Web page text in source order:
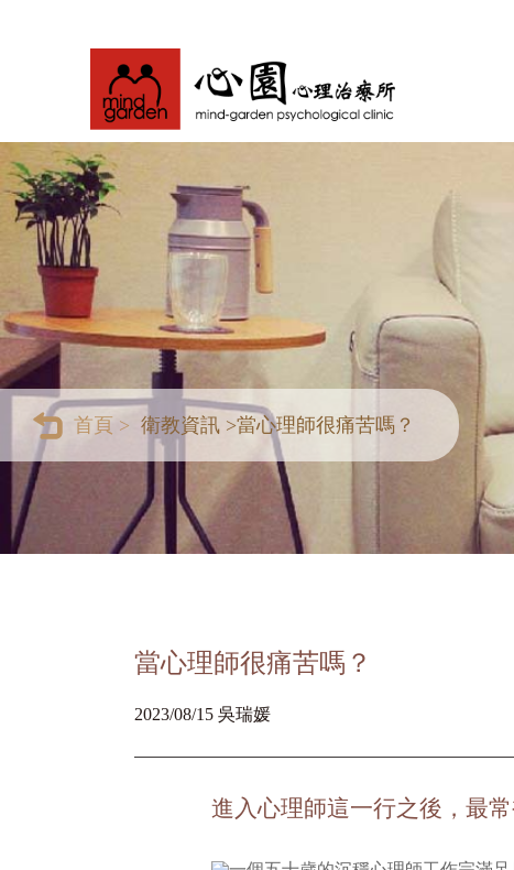
首頁 > 衛教資訊 >當心理師很痛苦嗎？
當心理師很痛苦嗎？
2023/08/15 吳瑞媛
進入心理師這一行之後，最